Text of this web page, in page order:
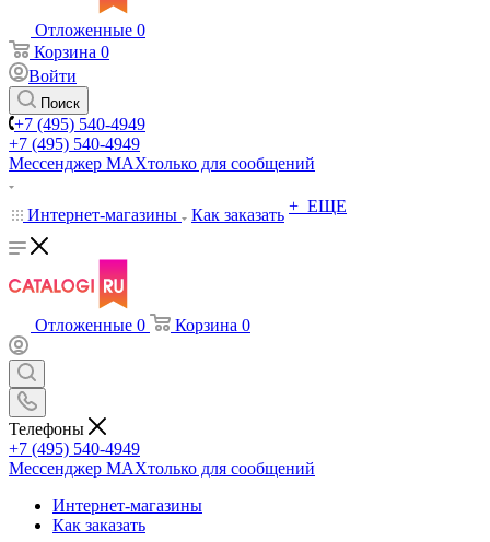
Отложенные 0
Корзина 0
Войти
Поиск
+7 (495) 540-4949
+7 (495) 540-4949
Мессенджер МАХтолько для сообщений
Интернет-магазины Как заказать + ЕЩЕ
Отложенные 0 Корзина 0
Телефоны
+7 (495) 540-4949
Мессенджер МАХтолько для сообщений
Интернет-магазины
Как заказать